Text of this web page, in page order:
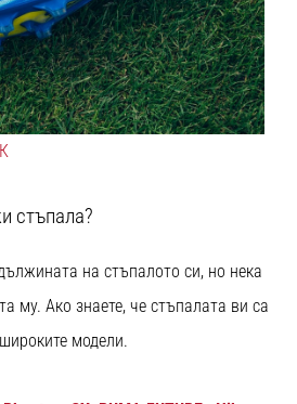
стъпала?
на стъпалото си, но нека
му. Ако знаете, че стъпалата ви са
модели.